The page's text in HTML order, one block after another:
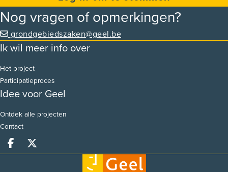
Nog vragen of opmerkingen?
grondgebiedszaken@geel.be
Ik wil meer info over
Het project
Participatieproces
Idee voor Geel
Ontdek alle projecten
Contact
Deel op facebook
Deel op X